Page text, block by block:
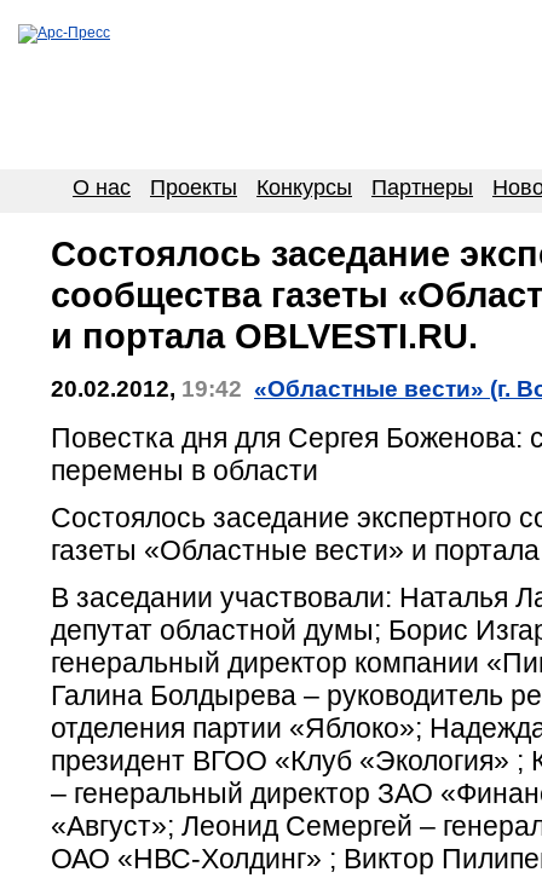
О нас Проекты Конкурсы Партнеры
Состоялось заседание
сообщества газеты
и портала OBLVESTI.RU.
20.02.2012, 19:42 «Областные вести» (г.
Повестка дня для Сергея Боженова:
перемены в области
Состоялось заседание экспертного
газеты «Областные вести» и
В заседании участвовали: Наталья
депутат областной думы; Борис
генеральный директор компании
Галина Болдырева – руководитель
отделения партии «Яблоко»;
президент ВГОО «Клуб «Экология» ;
– генеральный директор ЗАО
«Август»; Леонид Семергей –
ОАО «НВС-Холдинг» ; Виктор